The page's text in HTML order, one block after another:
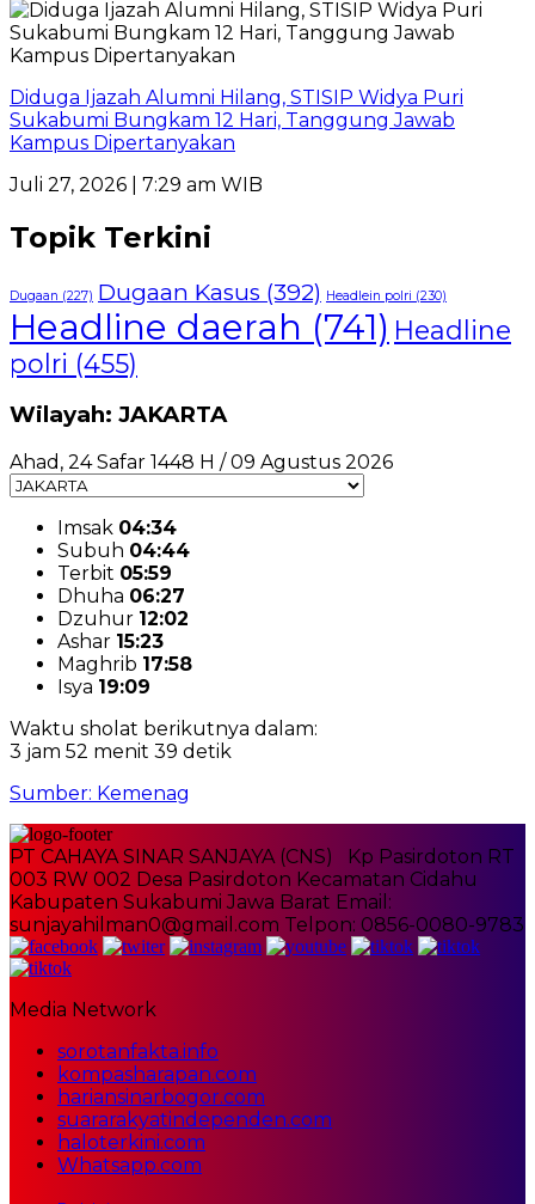
Diduga Ijazah Alumni Hilang, STISIP Widya Puri
Sukabumi Bungkam 12 Hari, Tanggung Jawab
Kampus Dipertanyakan
Juli 27, 2026 | 7:29 am WIB
Topik Terkini
Dugaan (227) Dugaan Kasus (392) Headlein polri (230)
Headline daerah (741) Headline
polri (455)
Wilayah: JAKARTA
Ahad, 24 Safar 1448 H / 09 Agustus 2026
Imsak 04:34
Subuh 04:44
Terbit 05:59
Dhuha 06:27
Dzuhur 12:02
Ashar 15:23
Maghrib 17:58
Isya 19:09
Waktu sholat berikutnya dalam:
3 jam 52 menit 39 detik
Sumber: Kemenag
PT CAHAYA SINAR SANJAYA (CNS) Kp Pasirdoton RT
003 RW 002 Desa Pasirdoton Kecamatan Cidahu
Kabupaten Sukabumi Jawa Barat Email:
sunjayahilman0@gmail.com Telpon: 0856-0080-9783
Media Network
sorotanfakta.info
kompasharapan.com
hariansinarbogor.com
suararakyatindependen.com
haloterkini.com
Whatsapp.com